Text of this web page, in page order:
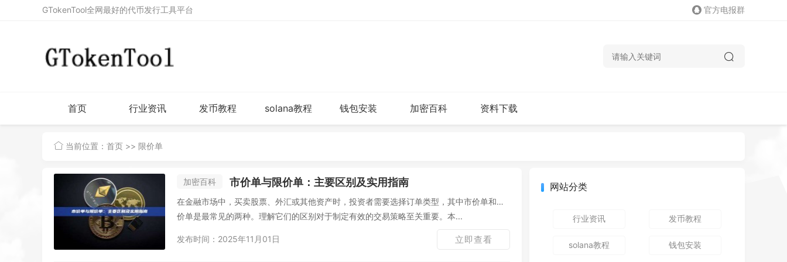
GTokenTool全网最好的代币发行工具平台 官方电报群
首页 行业资讯 发币教程 solana教程 钱包安装 加密百科 资料下载
当前位置： 首页 >> 限价单
加密百科 市价单与限价单：主要区别及实用指南
在金融市场中，买卖股票、外汇或其他资产时，投资者需要选择订单类型，其中市价单和限
价单是最常见的两种。理解它们的区别对于制定有效的交易策略至关重要。本...
发布时间：2025年11月01日 立即查看
网站分类
行业资讯 发币教程
solana教程 钱包安装